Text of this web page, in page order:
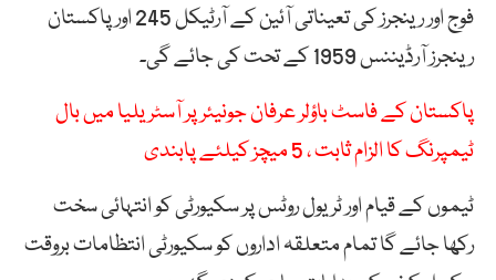
فوج اور رینجرز کی تعیناتی آئین کے آرٹیکل 245 اور پاکستان
رینجرز آرڈیننس 1959 کے تحت کی جائے گی۔
پاکستان کے فاسٹ باؤلر عرفان جونیئر پر آسٹریلیا میں بال
ٹیمپرنگ کا الزام ثابت ، 5 میچز کیلئے پابندی
ٹیموں کے قیام اور ٹریول روٹس پر سکیورٹی کو انتہائی سخت
رکھا جائے گا تمام متعلقہ اداروں کو سکیورٹی انتظامات بروقت